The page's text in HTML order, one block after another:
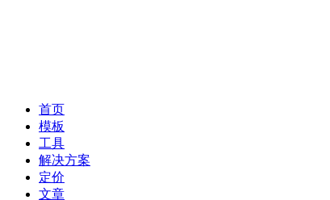
首页
模板
工具
解决方案
定价
文章